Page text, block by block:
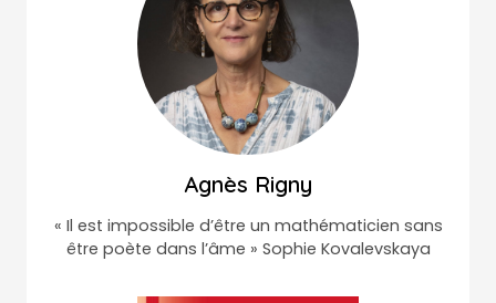
Agnès Rigny
« Il est impossible d’être un mathématicien sans
être poète dans l’âme » Sophie Kovalevskaya